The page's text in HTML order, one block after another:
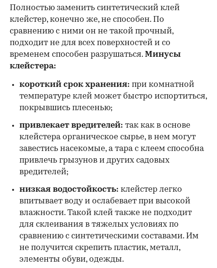
Полностью заменить синтетический клей
клейстер, конечно же, не способен. По
сравнению с ними он не такой прочный,
подходит не для всех поверхностей и со
временем способен разрушаться. Минусы
клейстера:
короткий срок хранения: при комнатной
температуре клей может быстро испортиться,
покрывшись плесенью;
привлекает вредителей: так как в основе
клейстера органическое сырье, в нем могут
завестись насекомые, а тара с клеем способна
привлечь грызунов и других садовых
вредителей;
низкая водостойкость: клейстер легко
впитывает воду и ослабевает при высокой
влажности. Такой клей также не подходит
для склеивания в тяжелых условиях по
сравнению с синтетическими составами. Им
не получится скрепить пластик, металл,
элементы обуви, одежды.